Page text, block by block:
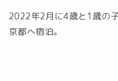
2022年2月に4歳と1歳の
京都へ宿泊。